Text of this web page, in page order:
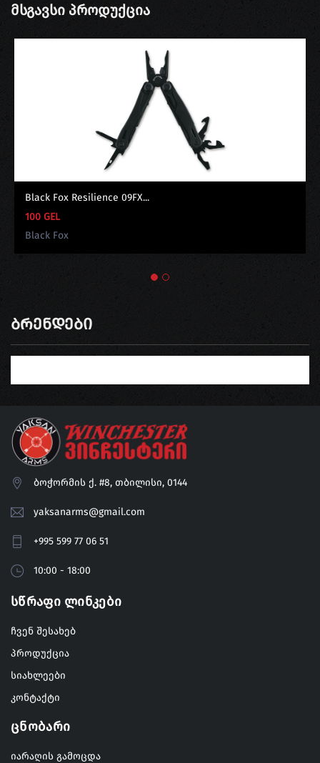
Მსგავსი Პროდუქცია
Black Fox Resilience 09FX...
100 GEL
Black Fox
Ბრენდები
ბოჭორმის ქ. #8, თბილისი, 0144
yaksanarms@gmail.com
+995 599 77 06 51
10:00 - 18:00
Სწრაფი Ლინკები
ჩვენ შესახებ
პროდუქცია
სიახლეები
კონტაქტი
Ცნობარი
იარაღის გამოცდა